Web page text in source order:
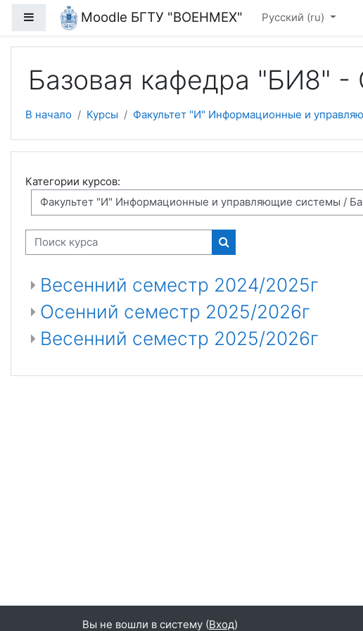
Перейти к основному содержанию
Боковая панельMoodle БГТУ "ВОЕНМЕХ" Русский ‎(ru)‎
Базовая кафедра "БИ8"
В начало Курсы Факультет "И" Информационные и
Категории курсов:
Поиск курса
Поиск курса
Весенний семестр 2024/2025г
Осенний семестр 2025/2026г
Весенний семестр 2025/2026г
Вы не вошли в систему (Вход)